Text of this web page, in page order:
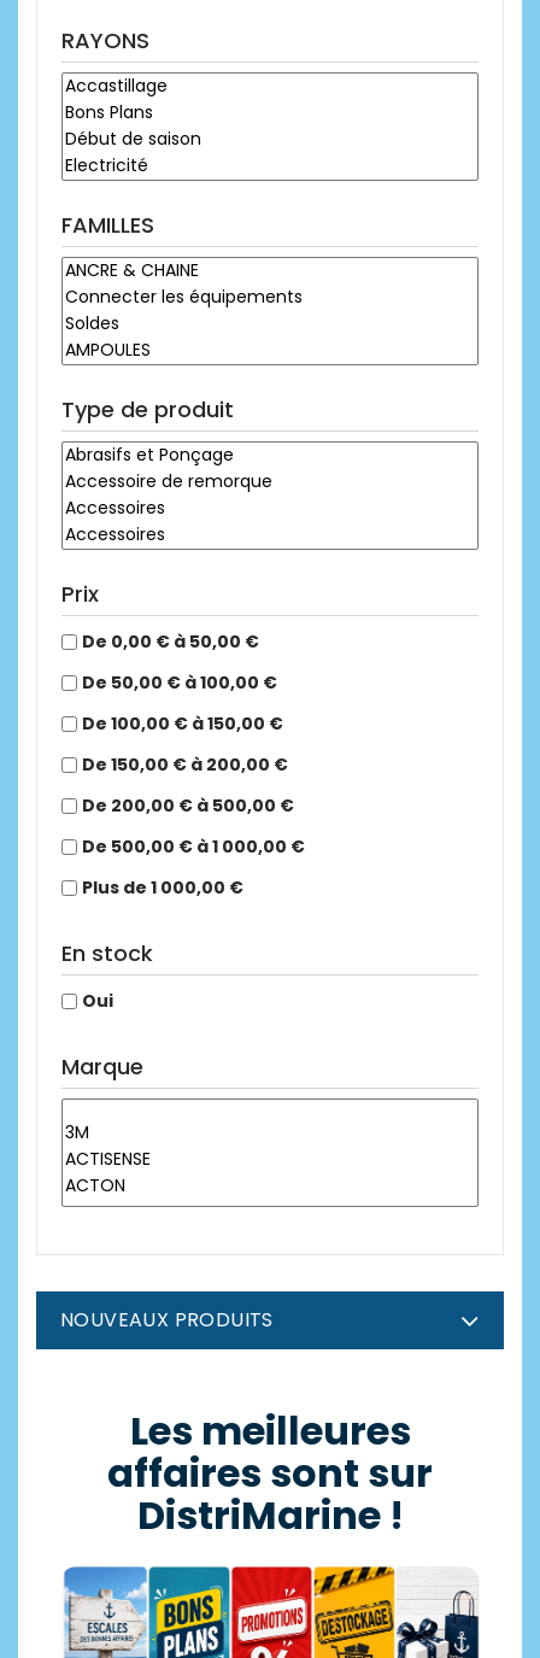
RAYONS
FAMILLES
Type de produit
Prix
De 0,00 € à 50,00 €
De 50,00 € à 100,00 €
De 100,00 € à 150,00 €
De 150,00 € à 200,00 €
De 200,00 € à 500,00 €
De 500,00 € à 1 000,00 €
Plus de 1 000,00 €
En stock
Oui
Marque
NOUVEAUX PRODUITS
Les meilleures
affaires sont sur
DistriMarine !
Escales des bonnes affaires
Bons Plans PromotionsDéstockageIdées cadeaux